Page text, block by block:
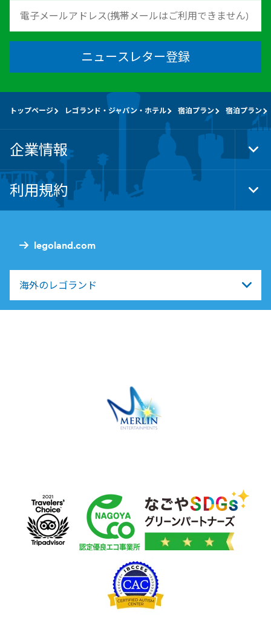
ニュースレター登録
legoland.com
海外のレゴランド
トップページ レゴランド・ジャパン・ホテル 宿泊プラン 宿泊プラン
企業情報
利用規約